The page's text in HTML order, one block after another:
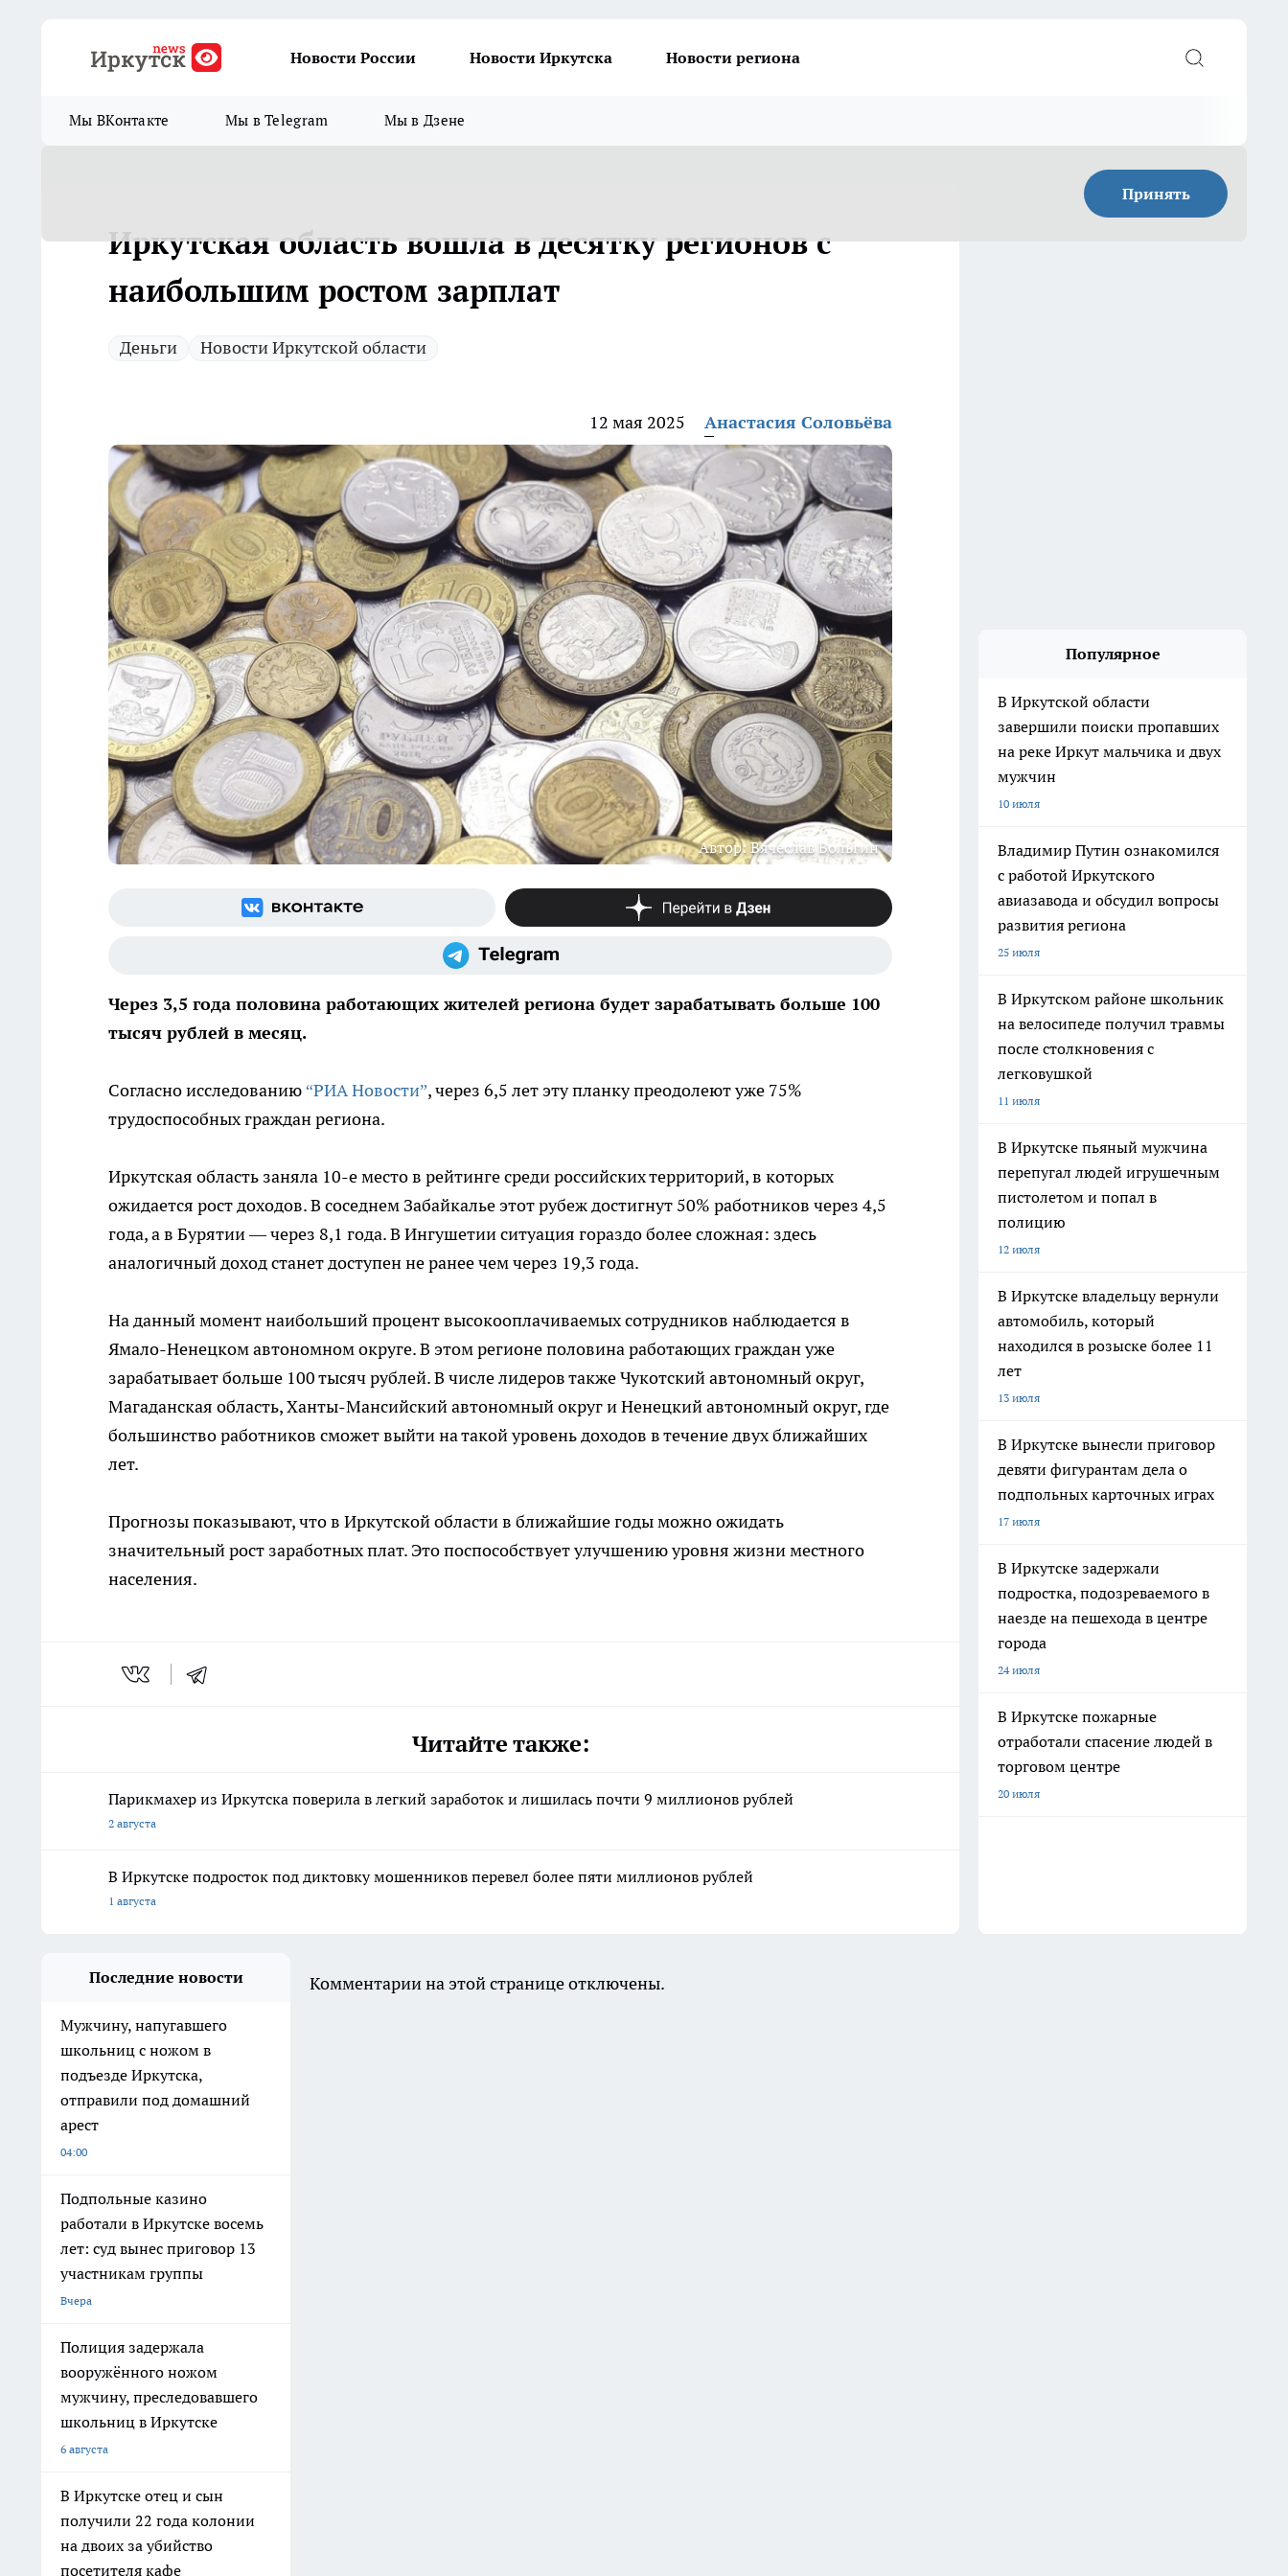
Новости России Новости Иркутска Новости региона
Мы ВКонтакте Мы в Telegram Мы в Дзене
Принять
Иркутская область вошла в десятку регионов с
наибольшим ростом зарплат
Деньги Новости Иркутской области
12 мая 2025 Анастасия Соловьёва
Автор: Вячеслав Вольгин
Через 3,5 года половина работающих жителей региона будет зарабатывать больше 100
тысяч рублей в месяц.
Согласно исследованию “РИА Новости”, через 6,5 лет эту планку преодолеют уже 75%
трудоспособных граждан региона.
Иркутская область заняла 10-е место в рейтинге среди российских территорий, в которых
ожидается рост доходов. В соседнем Забайкалье этот рубеж достигнут 50% работников через 4,5
года, а в Бурятии — через 8,1 года. В Ингушетии ситуация гораздо более сложная: здесь
аналогичный доход станет доступен не ранее чем через 19,3 года.
На данный момент наибольший процент высокооплачиваемых сотрудников наблюдается в
Ямало-Ненецком автономном округе. В этом регионе половина работающих граждан уже
зарабатывает больше 100 тысяч рублей. В числе лидеров также Чукотский автономный округ,
Магаданская область, Ханты-Мансийский автономный округ и Ненецкий автономный округ, где
большинство работников сможет выйти на такой уровень доходов в течение двух ближайших
лет.
Прогнозы показывают, что в Иркутской области в ближайшие годы можно ожидать
значительный рост заработных плат. Это поспособствует улучшению уровня жизни местного
населения.
Читайте также:
Парикмахер из Иркутска поверила в легкий заработок и лишилась почти 9 миллионов рублей
2 августа
В Иркутске подросток под диктовку мошенников перевел более пяти миллионов рублей
1 августа
Популярное
В Иркутской области
завершили поиски пропавших
на реке Иркут мальчика и двух
мужчин
10 июля
Владимир Путин ознакомился
с работой Иркутского
авиазавода и обсудил вопросы
развития региона
25 июля
В Иркутском районе школьник
на велосипеде получил травмы
после столкновения с
легковушкой
11 июля
В Иркутске пьяный мужчина
перепугал людей игрушечным
пистолетом и попал в
полицию
12 июля
В Иркутске владельцу вернули
автомобиль, который
находился в розыске более 11
лет
13 июля
В Иркутске вынесли приговор
девяти фигурантам дела о
подпольных карточных играх
17 июля
В Иркутске задержали
подростка, подозреваемого в
наезде на пешехода в центре
города
24 июля
В Иркутске пожарные
отработали спасение людей в
торговом центре
20 июля
Последние новости
Мужчину, напугавшего
школьниц с ножом в
подъезде Иркутска,
отправили под домашний
арест
04:00
Подпольные казино
работали в Иркутске восемь
лет: суд вынес приговор 13
участникам группы
Вчера
Полиция задержала
вооружённого ножом
мужчину, преследовавшего
школьниц в Иркутске
6 августа
В Иркутске отец и сын
получили 22 года колонии
на двоих за убийство
посетителя кафе
Комментарии на этой странице отключены.